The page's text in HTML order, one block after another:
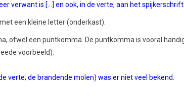
verwant is [...] en ook, in de verte, aan het
een kleine letter (onderkast).
ofwel een puntkomma. De puntkomma is vooral
voorbeeld).
verte; de brandende molen) was er niet veel bekend.